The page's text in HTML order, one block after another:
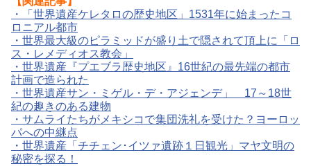
・
「世界遺産ケレタロの歴史地区」1531年に始まったコ
ロニアル都市
・ 世界最大級のピラミッドが盛り土で隠されて頂上に「ロ
ス・レメディオス教会」
・ 世界遺産『プエブラ歴史地区』16世紀の最先端の都市
計画で造られた
・ 世界遺産サン・ミゲル・デ・アジェンデ」 17～18世
紀の趣きのある建物
・ サムライたちがメキシコで集団洗礼を受けた？ヨーロッ
パへの中継点
・ 世界遺産「チチェン･イツァ遺跡１日観光」マヤ文明の
秘密を探る！